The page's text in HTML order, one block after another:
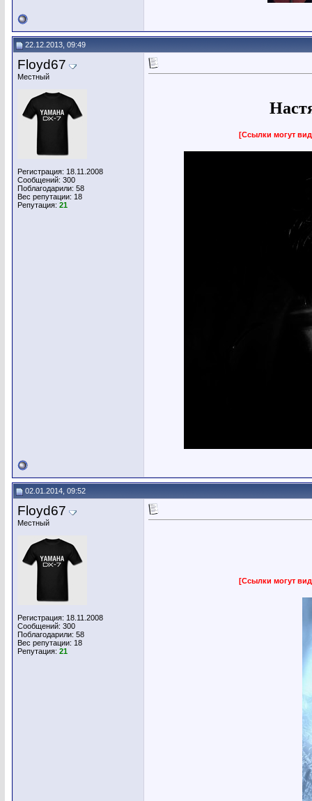
22.12.2013, 09:49
Floyd67
Местный
Регистрация: 18.11.2008
Сообщений: 300
Поблагодарили: 58
Вес репутации: 18
Репутация: 21
[Ссылки могут
02.01.2014, 09:52
Floyd67
Местный
Регистрация: 18.11.2008
Сообщений: 300
Поблагодарили: 58
Вес репутации: 18
Репутация: 21
[Ссылки могут